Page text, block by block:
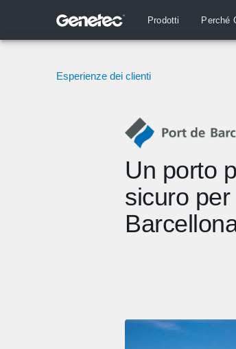
Prodotti Perché
Esperienze dei clienti
Un porto
sicuro